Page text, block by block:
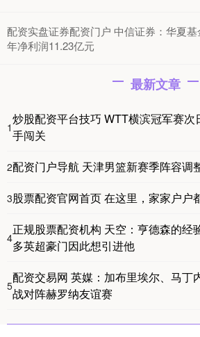
配资实盘证券配资门户 中信证券：华夏
年净利润11.23亿元
最新文章
1
炒股配资平台技巧 WTT横滨冠军赛
手闯关
2配资门户导航 天津男篮新赛季阵容调
3股票配资官网首页 在这里，家家户户
4
正规股票配资机构 天空：亨德森的经
多英超豪门因此想引进他
5
配资交易网 英媒：加布里埃尔、马丁
战对阵赫罗纳友谊赛